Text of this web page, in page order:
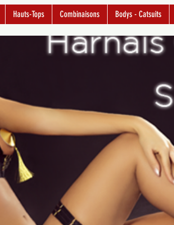
Hauts-Tops Combinaisons Bodys - Catsuits